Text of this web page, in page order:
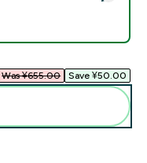
Was ¥655.00‎ Save ¥50.00‎